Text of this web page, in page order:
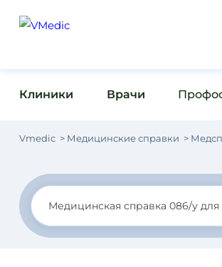
Клиники Врачи
Vmedic Медицинские справки